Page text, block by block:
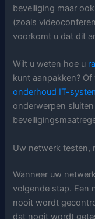
beveiliging maar
(zoals
voorkomt u dat dit
Wilt u weten hoe u
kunt aanpakken?
onderhoud IT-
onderwerpen
Uw netwerk testen,
Wanneer uw
volgende stap. Een
nooit wordt